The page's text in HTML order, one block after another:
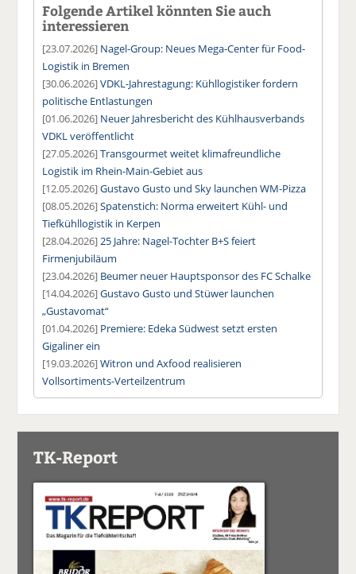
Folgende Artikel könnten Sie auch
interessieren
[23.07.2026] Nagel-Group: Neues Mega-Center für Food-
Logistik in Bremen
[30.06.2026]VDKL-Jahrestagung: Kühllogistiker fordern
politische Entlastungen
[01.06.2026] Neuer Jahresbericht des Kühlhausverbands
VDKL veröffentlicht
[27.05.2026]Transgourmet weitet klimafreundliche
Logistik im Rhein-Main-Gebiet aus
[12.05.2026]Gustavo Gusto und Sky launchen WM-Pizza
[08.05.2026]Spatenstich: Norma erweitert Kühl- und
Tiefkühllogistik in Kerpen
[28.04.2026] 25 Jahre: Nagel-Tochter B+S feiert
Firmenjubiläum
[23.04.2026] Beumer neuer Hauptsponsor des FC Schalke
[14.04.2026]Gustavo Gusto und Stüwer launchen
„Gustavomat“
[01.04.2026] Premiere: Edeka Südwest setzt ersten
Gigaliner ein
[19.03.2026]Witron und Axfood realisieren
Vollsortiments-Verteilzentrum
TK-Report